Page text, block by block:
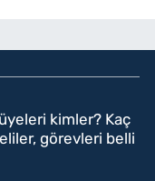
kimler? Kaç
görevleri belli